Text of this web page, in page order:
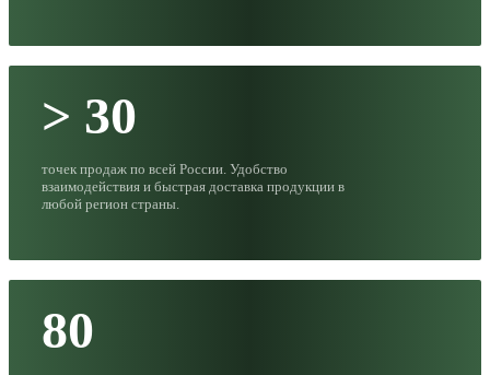
> 30
точек продаж по всей России. Удобство
взаимодействия и быстрая доставка продукции в
любой регион страны.
80